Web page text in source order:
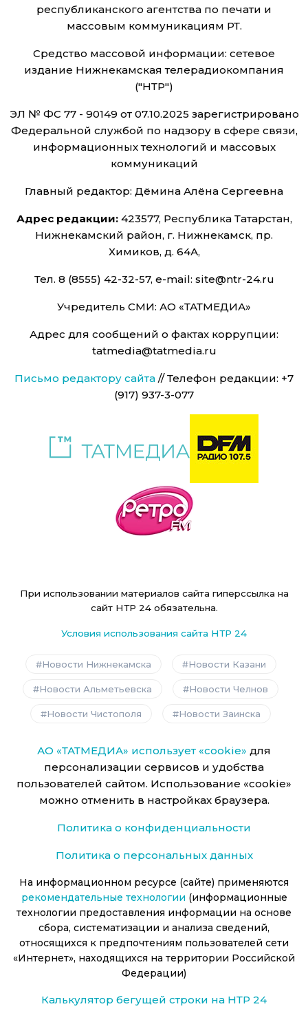
республиканского агентства по печати и
массовым коммуникациям РТ.
Средство массовой информации: сетевое
издание Нижнекамская телерадиокомпания
("НТР")
ЭЛ № ФС 77 - 90149 от 07.10.2025 зарегистрировано
Федеральной службой по надзору в сфере связи,
информационных технологий и массовых
коммуникаций
Главный редактор: Дёмина Алёна Сергеевна
Адрес редакции:423577, Республика Татарстан,
Нижнекамский район, г. Нижнекамск, пр.
Химиков, д. 64А,
Тел. 8 (8555) 42-32-57, e-mail: site@ntr-24.ru
Учредитель СМИ: АО «ТАТМЕДИА»
Адрес для сообщений о фактах коррупции:
tatmedia@tatmedia.ru
Письмо редактору сайта // Телефон редакции: +7
(917) 937-3-077
При использовании материалов сайта гиперссылка на
сайт НТР 24 обязательна.
Условия использования сайта НТР 24
Новости Нижнекамска Новости Казани
Новости Альметьевска Новости Челнов
Новости Чистополя Новости Заинска
АО «ТАТМЕДИА» использует «cookie» для
персонализации сервисов и удобства
пользователей сайтом. Использование «cookie»
можно отменить в настройках браузера.
Политика о конфиденциальности
Политика о персональных данных
На информационном ресурсе (сайте) применяются
рекомендательные технологии (информационные
технологии предоставления информации на основе
сбора, систематизации и анализа сведений,
относящихся к предпочтениям пользователей сети
«Интернет», находящихся на территории Российской
Федерации)
Калькулятор бегущей строки на НТР 24